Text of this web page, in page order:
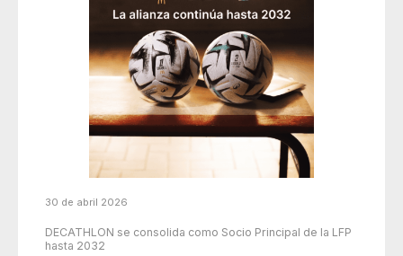
30 de abril 2026
DECATHLON se consolida como Socio Principal de la LFP
hasta 2032